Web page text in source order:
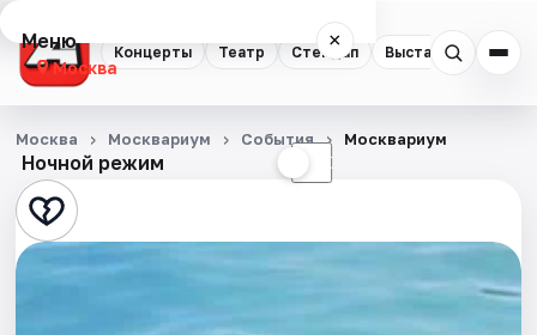
Концерты Театр Стендап Выставки
Меню ×
Москва
Концерты
Театр
Стендап
Ночной режим ☾
Москва Москвариум События Москвариум